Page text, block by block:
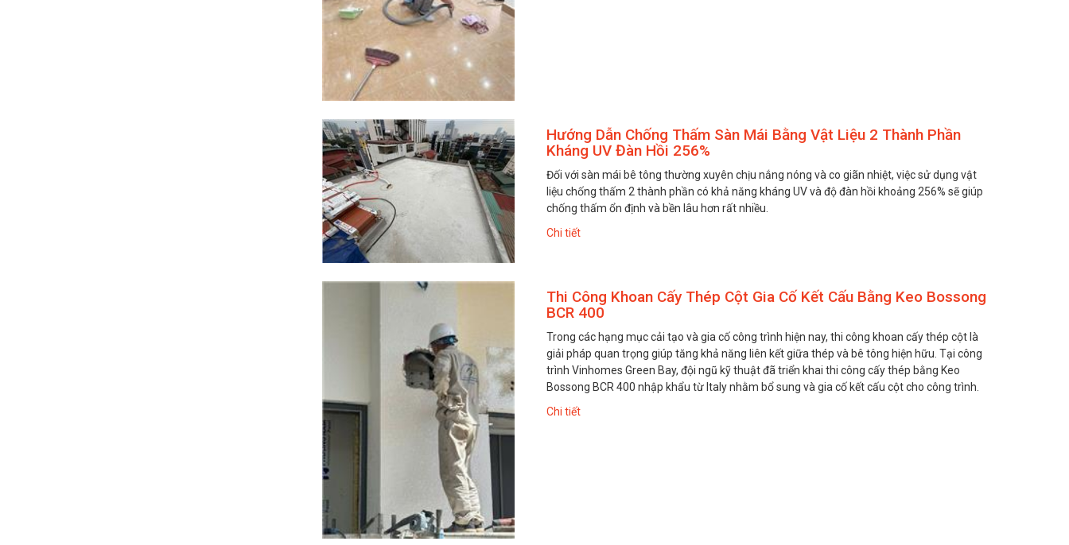
Hướng Dẫn Chống Thấm Sàn Mái Bằng Vật Liệu 2 Thành Phần
Kháng UV Đàn Hồi 256%
Đối với sàn mái bê tông thường xuyên chịu nắng nóng và co giãn nhiệt, việc sử dụng vật
liệu chống thấm 2 thành phần có khả năng kháng UV và độ đàn hồi khoảng 256% sẽ giúp
chống thấm ổn định và bền lâu hơn rất nhiều.
Chi tiết
Thi Công Khoan Cấy Thép Cột Gia Cố Kết Cấu Bằng Keo Bossong
BCR 400
Trong các hạng mục cải tạo và gia cố công trình hiện nay, thi công khoan cấy thép cột là
giải pháp quan trọng giúp tăng khả năng liên kết giữa thép và bê tông hiện hữu. Tại công
trình Vinhomes Green Bay, đội ngũ kỹ thuật đã triển khai thi công cấy thép bằng Keo
Bossong BCR 400 nhập khẩu từ Italy nhằm bổ sung và gia cố kết cấu cột cho công trình.
Chi tiết